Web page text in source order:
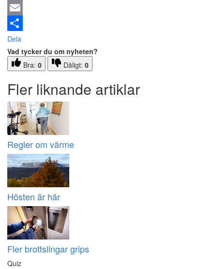
Email
Dela
Vad tycker du om nyheten?
Bra: 0 Dåligt: 0
Fler liknande artiklar
Regler om värme
Hösten är här
Fler brottslingar grips
Quiz